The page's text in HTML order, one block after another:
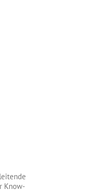
Know-